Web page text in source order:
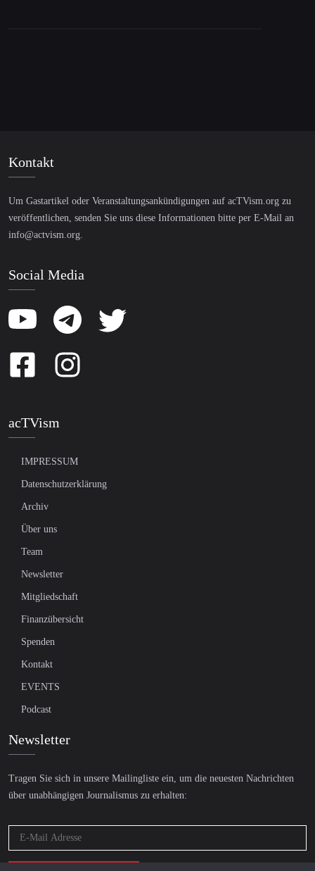
Kontakt
Um Gastartikel oder Veranstaltungsankündigungen auf acTVism.org zu
veröffentlichen, senden Sie uns diese Informationen bitte per E-Mail an
info@actvism.org
Social Media
acTVism
IMPRESSUM
Datenschutzerklärung
Archiv
Über uns
Team
Newsletter
Mitgliedschaft
Finanzübersicht
Spenden
Kontakt
EVENTS
Podcast
Newsletter
Tragen Sie sich in unsere Mailingliste ein, um die neuesten Nachrichten
über unabhängigen Journalismus zu erhalten: